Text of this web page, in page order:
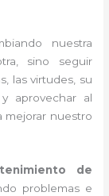
nuestra
sino seguir
las virtudes, su
aprovechar al
mejorar nuestro
de
problemas e